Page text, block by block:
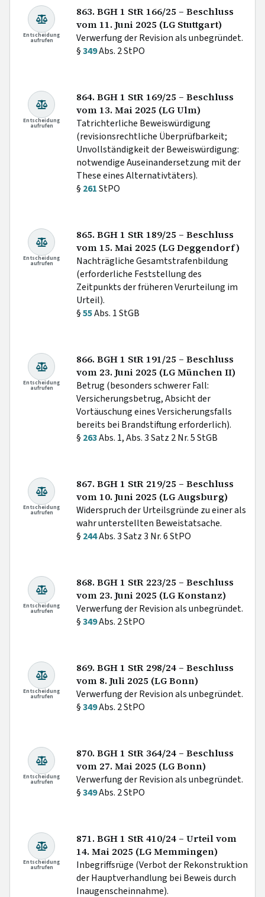
Entscheidung
aufrufen
863. BGH 1 StR 166/25 – Beschluss
vom 11. Juni 2025 (LG Stuttgart)
Verwerfung der Revision als unbegründet.
§349Abs. 2 StPO
Entscheidung
aufrufen
864. BGH 1 StR 169/25 – Beschluss
vom 13. Mai 2025 (LG Ulm)
Tatrichterliche Beweiswürdigung
(revisionsrechtliche Überprüfbarkeit;
Unvollständigkeit der Beweiswürdigung:
notwendige Auseinandersetzung mit der
These eines Alternativtäters).
§ 261StPO
Entscheidung
aufrufen
865. BGH 1 StR 189/25 – Beschluss
vom 15. Mai 2025 (LG Deggendorf)
Nachträgliche Gesamtstrafenbildung
(erforderliche Feststellung des
Zeitpunkts der früheren Verurteilung im
Urteil).
§55Abs. 1 StGB
Entscheidung
aufrufen
866. BGH 1 StR 191/25 – Beschluss
vom 23. Juni 2025 (LG München II)
Betrug (besonders schwerer Fall:
Versicherungsbetrug, Absicht der
Vortäuschung eines Versicherungsfalls
bereits bei Brandstiftung erforderlich).
§ 263Abs. 1, Abs. 3 Satz 2 Nr. 5 StGB
Entscheidung
aufrufen
867. BGH 1 StR 219/25 – Beschluss
vom 10. Juni 2025 (LG Augsburg)
Widerspruch der Urteilsgründe zu einer als
wahr unterstellten Beweistatsache.
§ 244Abs. 3 Satz 3 Nr. 6 StPO
Entscheidung
aufrufen
868. BGH 1 StR 223/25 – Beschluss
vom 23. Juni 2025 (LG Konstanz)
Verwerfung der Revision als unbegründet.
§349Abs. 2 StPO
Entscheidung
aufrufen
869. BGH 1 StR 298/24 – Beschluss
vom 8. Juli 2025 (LG Bonn)
Verwerfung der Revision als unbegründet.
§349Abs. 2 StPO
Entscheidung
aufrufen
870. BGH 1 StR 364/24 – Beschluss
vom 27. Mai 2025 (LG Bonn)
Verwerfung der Revision als unbegründet.
§349Abs. 2 StPO
Entscheidung
aufrufen
871. BGH 1 StR 410/24 – Urteil vom
14. Mai 2025 (LG Memmingen)
Inbegriffsrüge (Verbot der Rekonstruktion
der Hauptverhandlung bei Beweis durch
Inaugenscheinnahme).